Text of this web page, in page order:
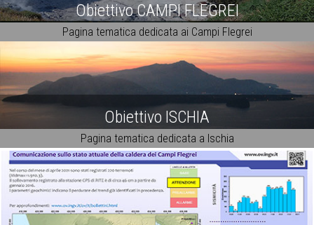
Obiettivo CAMPI FLEGREI
Pagina tematica dedicata ai Campi Flegrei
Obiettivo ISCHIA
Pagina tematica dedicata a Ischia